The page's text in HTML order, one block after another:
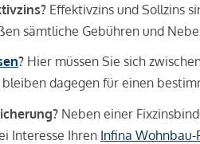
Effektivzins und Sollzins
sämtliche Gebühren und
? Hier müssen Sie sich
bleiben dagegen für einen
Neben einer
Interesse Ihren Infina Wohnbau-